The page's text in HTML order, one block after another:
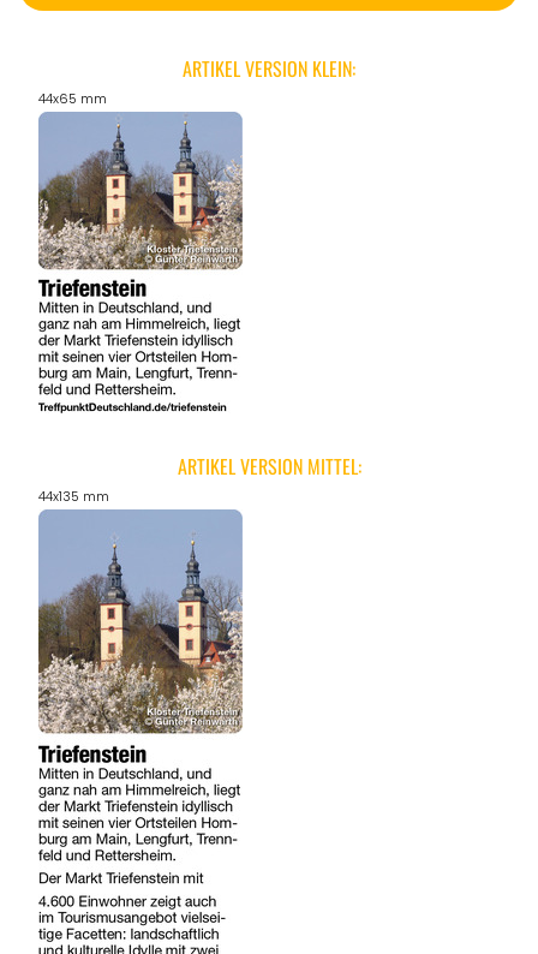
ARTIKEL VERSION KLEIN:
44x65 mm
ARTIKEL VERSION MITTEL:
44x135 mm